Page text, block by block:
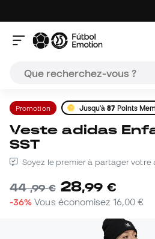
Promotion Jusqu'à87 Points
Veste adidas Enfant Classics
SST
Soyez le premier à partager votre
44,99 € 28,99 €
-36% Vous économisez 16,00 €